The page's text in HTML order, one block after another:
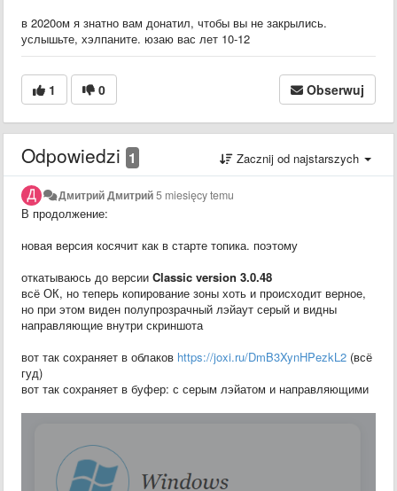
в 2020ом я знатно вам донатил, чтобы вы не закрылись.
услышьте, хэлпаните. юзаю вас лет 10-12
1 0 Obserwuj
Odpowiedzi 1 Zacznij od najstarszych
Дмитрий Дмитрий5 miesięcy temu
В продолжение:
новая версия косячит как в старте топика. поэтому
откатываюсь до версии Classic version 3.0.48
всё ОК, но теперь копирование зоны хоть и происходит верное,
но при этом виден полупрозрачный лэйаут серый и видны
направляющие внутри скриншота
вот так сохраняет в облаков https://joxi.ru/DmB3XynHPezkL2 (всё
гуд)
вот так сохраняет в буфер: с серым лэйатом и направляющими